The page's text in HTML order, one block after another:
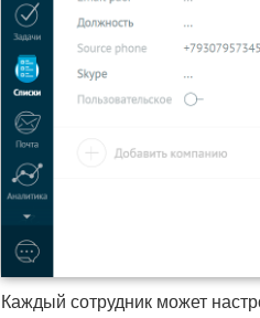
Каждый сотрудник может